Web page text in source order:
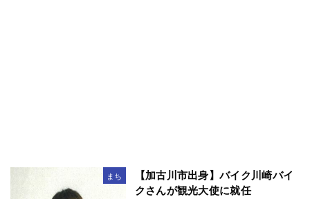
まち
【加古川市出身】バイク川崎バイ
クさんが観光大使に就任